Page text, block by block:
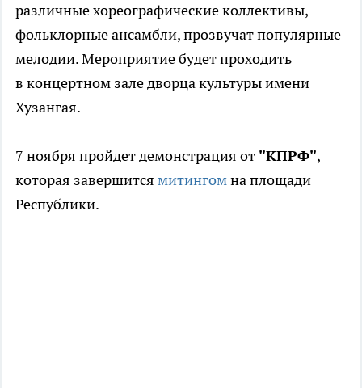
различные хореографические коллективы,
фольклорные ансамбли, прозвучат популярные
мелодии. Мероприятие будет проходить
в концертном зале дворца культуры имени
Хузангая.
7 ноября пройдет демонстрация от "КПРФ",
которая завершится митингомна площади
Республики.